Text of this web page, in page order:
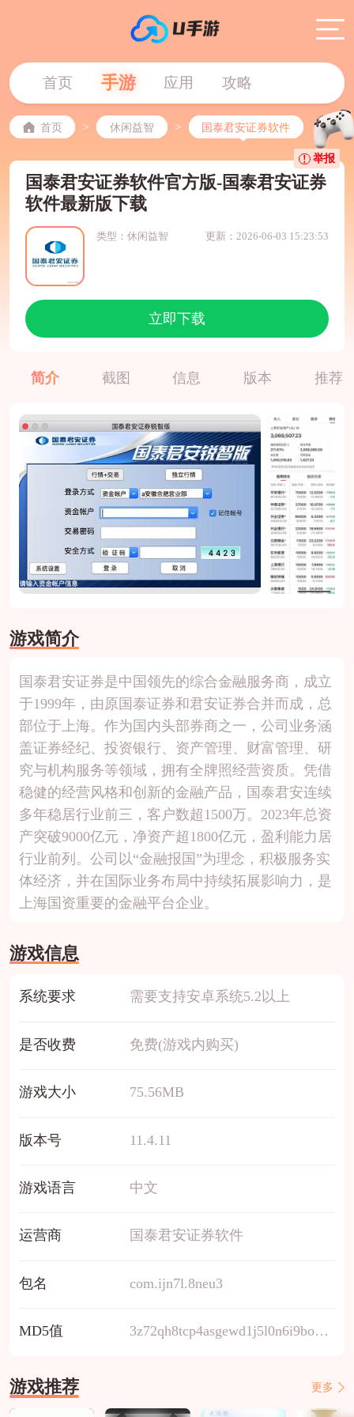
首页 手游 应用 攻略
首页 > 休闲益智 > 国泰君安证券软件
国泰君安证券软件官方版-国泰君安证券
软件最新版下载
类型：休闲益智 更新：2026-06-03 15:23:53
立即下载
举报
简介 截图 信息 版本 推荐
游戏简介
国泰君安证券是中国领先的综合金融服务商，成立
于1999年，由原国泰证券和君安证券合并而成，总
部位于上海。作为国内头部券商之一，公司业务涵
盖证券经纪、投资银行、资产管理、财富管理、研
究与机构服务等领域，拥有全牌照经营资质。凭借
稳健的经营风格和创新的金融产品，国泰君安连续
多年稳居行业前三，客户数超1500万。2023年总资
产突破9000亿元，净资产超1800亿元，盈利能力居
行业前列。公司以“金融报国”为理念，积极服务实
体经济，并在国际业务布局中持续拓展影响力，是
上海国资重要的金融平台企业。
游戏信息
系统要求 需要支持安卓系统5.2以上
是否收费 免费(游戏内购买)
游戏大小 75.56MB
版本号 11.4.11
游戏语言 中文
运营商 国泰君安证券软件
包名 com.ijn7l.8neu3
MD5值 3z72qh8tcp4asgewd1j5l0n6i9boukfr
游戏推荐 更多